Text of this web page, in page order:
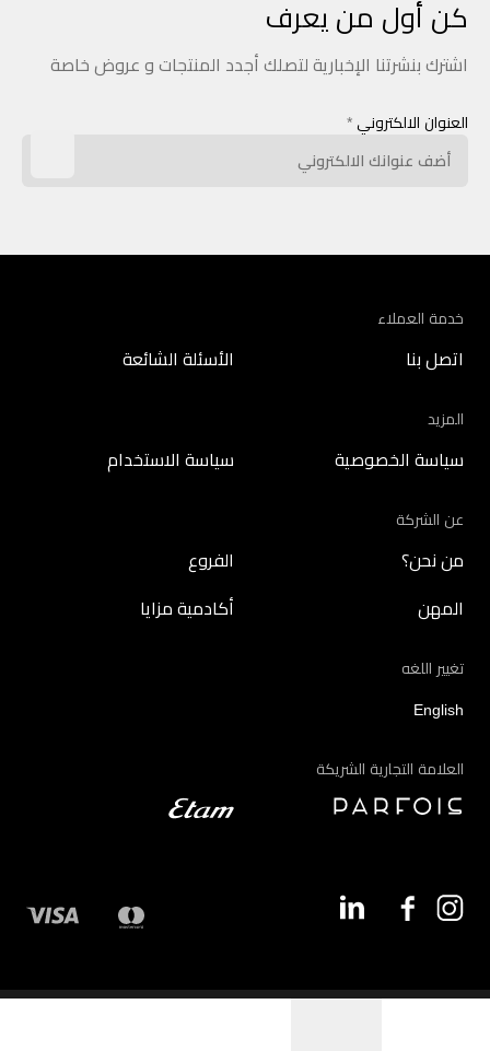
كن أول من يعرف
اشترك بنشرتنا الإخبارية لتصلك أجدد المنتجات و عروض خاصة
العنوان الالكتروني *
خدمة العملاء
اتصل بنا الأسئلة الشائعة
المزيد
سياسة الخصوصية سياسة الاستخدام
عن الشركة
من نحن؟ الفروع
المهن أكادمية مزايا
تغيير اللغه
English
العلامة التجارية الشريكة